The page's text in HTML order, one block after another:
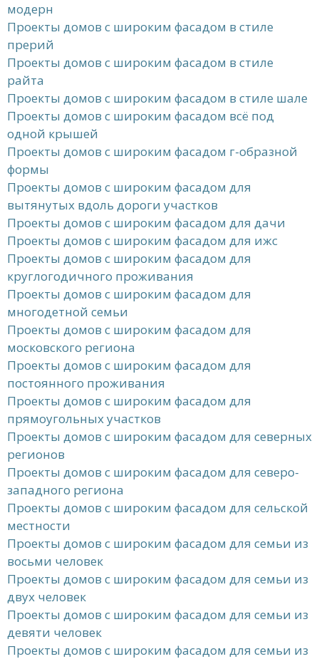
модерн
Проекты домов с широким фасадом в стиле
прерий
Проекты домов с широким фасадом в стиле
райта
Проекты домов с широким фасадом в стиле шале
Проекты домов с широким фасадом всё под
одной крышей
Проекты домов с широким фасадом г-образной
формы
Проекты домов с широким фасадом для
вытянутых вдоль дороги участков
Проекты домов с широким фасадом для дачи
Проекты домов с широким фасадом для ижс
Проекты домов с широким фасадом для
круглогодичного проживания
Проекты домов с широким фасадом для
многодетной семьи
Проекты домов с широким фасадом для
московского региона
Проекты домов с широким фасадом для
постоянного проживания
Проекты домов с широким фасадом для
прямоугольных участков
Проекты домов с широким фасадом для северных
регионов
Проекты домов с широким фасадом для северо-
западного региона
Проекты домов с широким фасадом для сельской
местности
Проекты домов с широким фасадом для семьи из
восьми человек
Проекты домов с широким фасадом для семьи из
двух человек
Проекты домов с широким фасадом для семьи из
девяти человек
Проекты домов с широким фасадом для семьи из